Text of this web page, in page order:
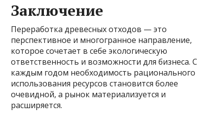
Заключение
Переработка древесных отходов — это
перспективное и многогранное направление,
которое сочетает в себе экологическую
ответственность и возможности для бизнеса. С
каждым годом необходимость рационального
использования ресурсов становится более
очевидной, а рынок материализуется и
расширяется.